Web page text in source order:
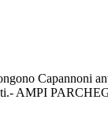
Capannoni
AMPI